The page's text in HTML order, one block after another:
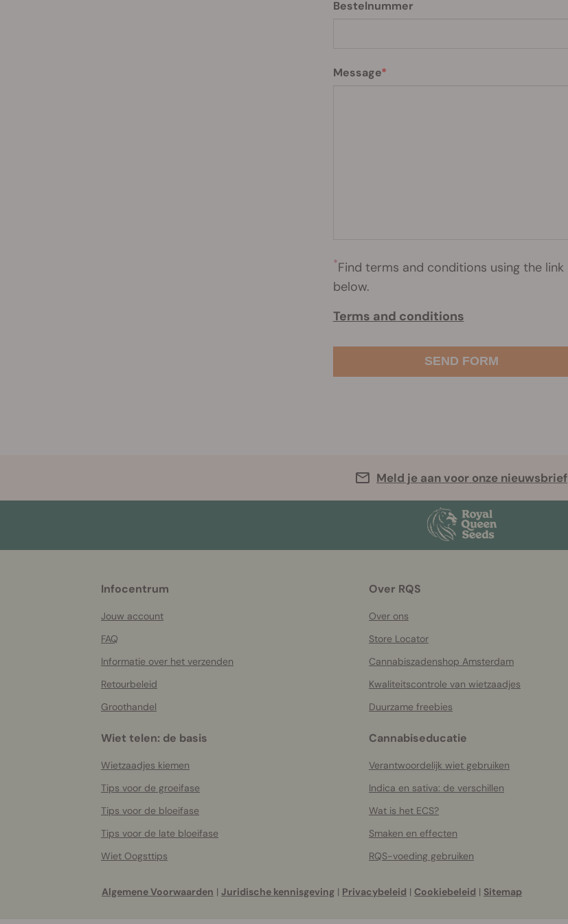
Bestelnummer
Message
*Find terms and conditions using the link
below.
Terms and conditions
Meld je aan voor onze nieuwsbrief
Infocentrum
Jouw account
FAQ
Informatie over het verzenden
Retourbeleid
Groothandel
Over RQS
Over ons
Store Locator
Cannabiszadenshop Amsterdam
Kwaliteitscontrole van wietzaadjes
Duurzame freebies
Wiet telen: de basis
Wietzaadjes kiemen
Tips voor de groeifase
Tips voor de bloeifase
Tips voor de late bloeifase
Wiet Oogsttips
Cannabiseducatie
Verantwoordelijk wiet gebruiken
Indica en sativa: de verschillen
Wat is het ECS?
Smaken en effecten
RQS-voeding gebruiken
Algemene Voorwaarden | Juridische kennisgeving | Privacybeleid | Cookiebeleid | Sitemap